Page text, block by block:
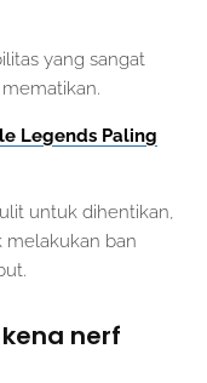
yang sangat
Legends Paling
untuk dihentikan,
melakukan ban
nerf